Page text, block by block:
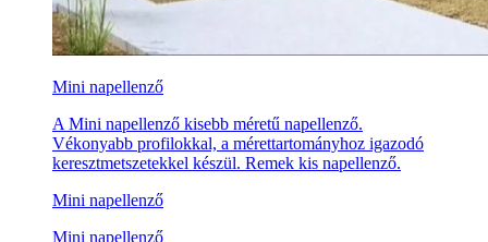
Mini napellenző
A Mini napellenző kisebb méretű napellenző.
Vékonyabb profilokkal, a mérettartományhoz igazodó
keresztmetszetekkel készül. Remek kis napellenző.
Mini napellenző
Mini napellenző